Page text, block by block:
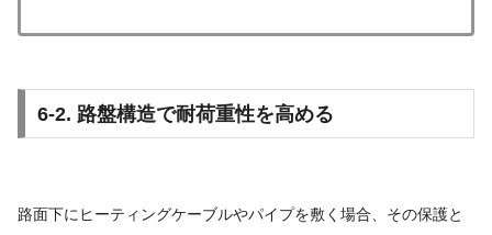
6-2. 路盤構造で耐荷重性を高める
路面下にヒーティングケーブルやパイプを敷く場合、その保護と